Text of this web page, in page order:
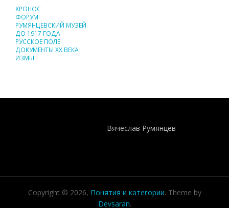
ХРОНОС
ФОРУМ
РУМЯНЦЕВСКИЙ МУЗЕЙ
ДО 1917 ГОДА
РУССКОЕ ПОЛЕ
ДОКУМЕНТЫ XX ВЕКА
ИЗМЫ
Вячеслав Румянцев
Copyright © 2026, Понятия и категории. Theme by
Devsaran.